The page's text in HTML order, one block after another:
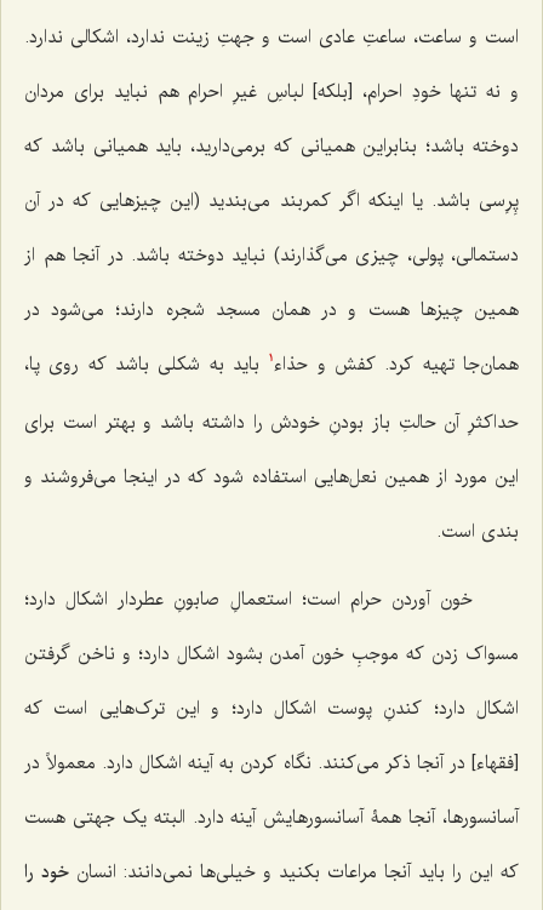
است و ساعت، ساعتِ عادی است و جهتِ زینت ندارد، اشکالی ندارد.
و نه تنها خودِ احرام، [بلکه] لباسِ غیرِ احرام هم نباید برای مردان
دوخته باشد؛ بنابراین همیانی که برمی‌دارید، باید همیانی باشد که
پِرِسی باشد. یا اینکه اگر کمربند می‌بندید (این چیزهایی که در آن
دستمالی، پولی، چیزی می‌گذارند) نباید دوخته باشد. در آنجا هم از
همین چیزها هست و در همان مسجد شجره دارند؛ می‌شود در
همان‌جا تهیه کرد. کفش و حذاء1
باید به شکلی باشد که روی پا،
حداکثرِ آن حالتِ باز بودنِ خودش را داشته باشد و بهتر است برای
این مورد از همین نعل‌هایی استفاده شود که در اینجا می‌فروشند و
بندی است.
خون آوردن حرام است؛ استعمالِ صابونِ عطردار اشکال دارد؛
مسواک زدن که موجبِ خون آمدن بشود اشکال دارد؛ و ناخن گرفتن
اشکال دارد؛ کندنِ پوست اشکال دارد؛ و این ترک‌هایی است که
[فقهاء] در آنجا ذکر می‌کنند. نگاه کردن به آینه اشکال دارد. معمولاً در
آسانسورها، آنجا همۀ آسانسورهایش آینه دارد. البته یک جهتی هست
که این را باید آنجا مراعات بکنید و خیلی‌ها نمی‌دانند: انسان خود را